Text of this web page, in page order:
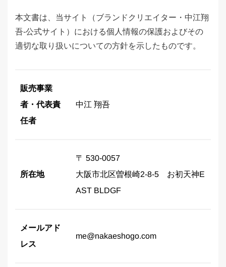
本文書は、当サイト（ブランドクリエイター・中江翔
吾-公式サイト）における個人情報の保護およびその
適切な取り扱いについての方針を示したものです。
販売事業
者・代表責
任者
中江 翔吾
所在地
〒 530-0057
大阪市北区曽根崎2-8-5 お初天神E
AST BLDGF
メールアド
レス
me@nakaeshogo.com